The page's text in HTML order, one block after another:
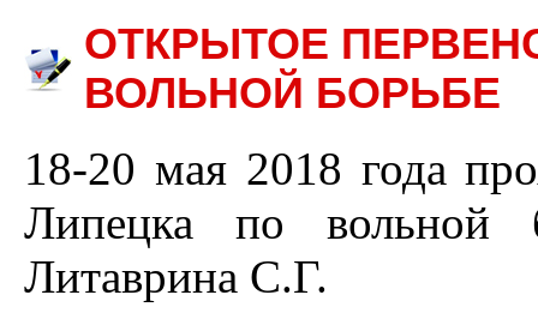
ОТКРЫТОЕ
ВОЛЬНОЙ БОРЬБЕ
18-20 мая 2018 года
Липецка по вольной
Литаврина С.Г.